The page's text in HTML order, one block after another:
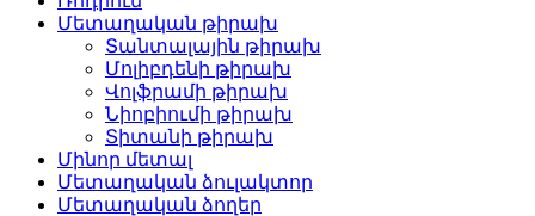
Մետաղական թիրախ
Տանտալային թիրախ
Մոլիբդենի թիրախ
Վոլֆրամի թիրախ
Նիոբիումի թիրախ
Տիտանի թիրախ
Մինոր մետալ
Մետաղական ձուլակտոր
Մետաղական ձողեր